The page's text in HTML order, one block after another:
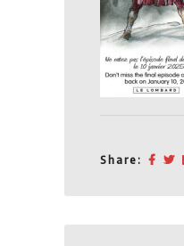
Share: